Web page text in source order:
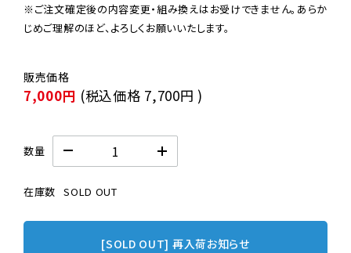
※ご注文確定後の内容変更・組み換えはお受けできません。あらか
じめご理解のほど、よろしくお願いいたします。
7,000円 (税込価格 7,700円 )
数量
在庫数 SOLD OUT
[SOLD OUT] 再入荷お知らせ